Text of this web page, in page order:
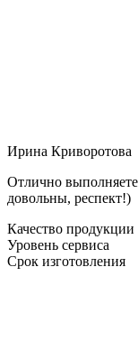
Ирина Криворотова
Отлично выполняете
довольны, респект!)
Качество продукции
Уровень сервиса
Срок изготовления